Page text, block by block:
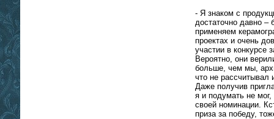
- Я знаком с
достаточно давно –
применяем
проектах и очень
участии в конкурсе
Вероятно, они
больше, чем мы,
что не рассчитывал
Даже получив
я и подумать не
своей номинации.
приза за победу,